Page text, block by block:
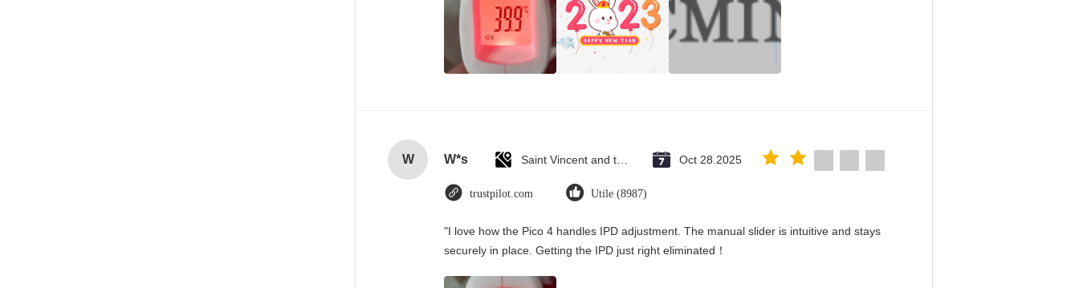
W W*s Oct 28.2025
trustpilot.com Utile (8987)
"I love how the Pico 4 handles IPD adjustment. The manual slider is intuitive and stays
securely in place. Getting the IPD just right eliminated！